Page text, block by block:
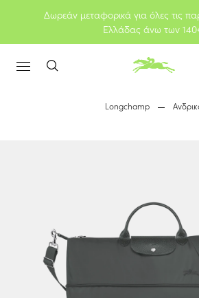
Δωρεάν μεταφορικά για όλες τις
Ελλάδας άνω των
Longchamp